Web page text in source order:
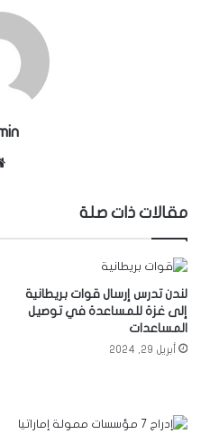
مقالات ذات صلة
لندن تدرس إرسال قوات بريطانية
إلى غزة للمساعدة في توصيل
المساعدات
أبريل 29, 2024